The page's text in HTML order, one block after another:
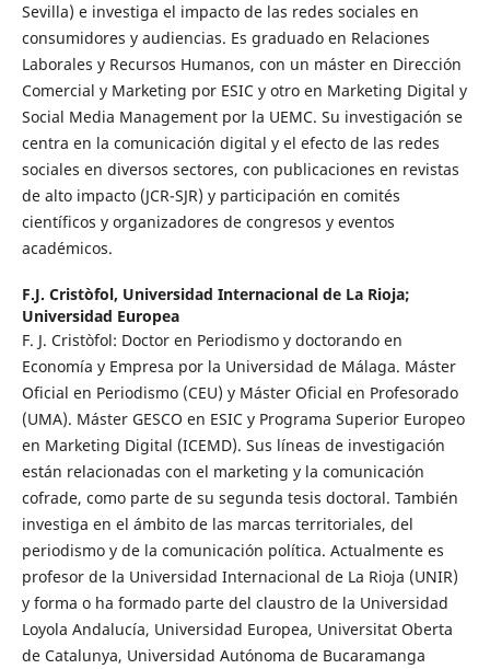
Sevilla) e investiga el impacto de las redes sociales en
consumidores y audiencias. Es graduado en Relaciones
Laborales y Recursos Humanos, con un máster en Dirección
Comercial y Marketing por ESIC y otro en Marketing Digital y
Social Media Management por la UEMC. Su investigación se
centra en la comunicación digital y el efecto de las redes
sociales en diversos sectores, con publicaciones en revistas
de alto impacto (JCR-SJR) y participación en comités
científicos y organizadores de congresos y eventos
académicos.
F.J. Cristòfol, Universidad Internacional de La Rioja;
Universidad Europea
F. J. Cristòfol: Doctor en Periodismo y doctorando en
Economía y Empresa por la Universidad de Málaga. Máster
Oficial en Periodismo (CEU) y Máster Oficial en Profesorado
(UMA). Máster GESCO en ESIC y Programa Superior Europeo
en Marketing Digital (ICEMD). Sus líneas de investigación
están relacionadas con el marketing y la comunicación
cofrade, como parte de su segunda tesis doctoral. También
investiga en el ámbito de las marcas territoriales, del
periodismo y de la comunicación política. Actualmente es
profesor de la Universidad Internacional de La Rioja (UNIR)
y forma o ha formado parte del claustro de la Universidad
Loyola Andalucía, Universidad Europea, Universitat Oberta
de Catalunya, Universidad Autónoma de Bucaramanga